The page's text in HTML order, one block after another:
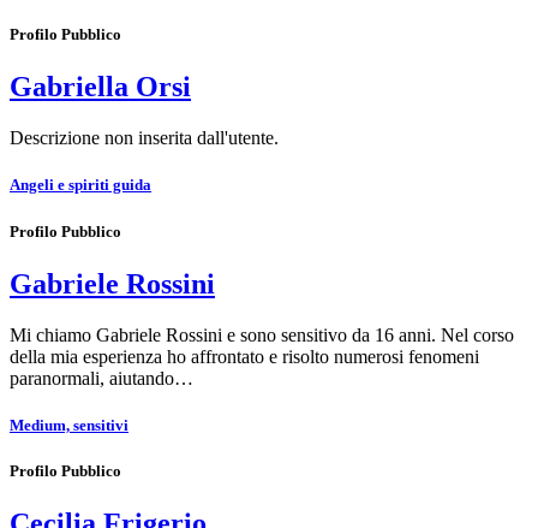
Profilo Pubblico
Gabriella Orsi
Descrizione non inserita dall'utente.
Angeli e spiriti guida
Profilo Pubblico
Gabriele Rossini
Mi chiamo Gabriele Rossini e sono sensitivo da 16 anni. Nel corso
della mia esperienza ho affrontato e risolto numerosi fenomeni
paranormali, aiutando…
Medium, sensitivi
Profilo Pubblico